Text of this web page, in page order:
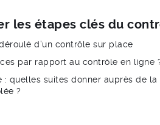
les étapes clés du
d’un contrôle sur place
par rapport au contrôle en ligne
: quelles suites donner auprès de
?